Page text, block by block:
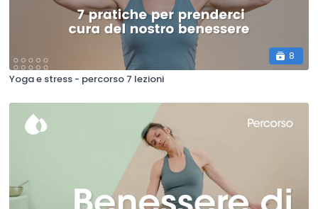
8
Yoga e stress - percorso 7 lezioni